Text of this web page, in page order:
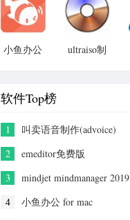
小鱼办公
ultraiso制
软件Top榜
1
叫卖语音制作(advoice)
2
emeditor免费版
3
mindjet mindmanager 2019
4
小鱼办公 for mac